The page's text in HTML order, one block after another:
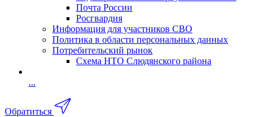
Почта России
Росгвардия
Информация для участников СВО
Политика в области персональных данных
Потребительский рынок
Схема НТО Слюдянского района
...
Обратиться